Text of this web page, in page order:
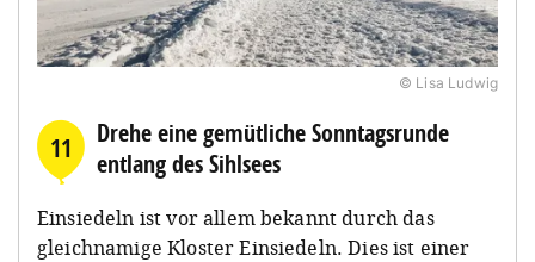
© Lisa Ludwig
11
Drehe eine gemütliche Sonntagsrunde
entlang des Sihlsees
Einsiedeln ist vor allem bekannt durch das
gleichnamige Kloster Einsiedeln. Dies ist einer